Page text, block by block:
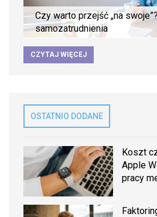
Czy warto przejść „na
samozatrudnienia
CZYTAJ WIĘCEJ
OSTATNIO DODANE
Koszt
Apple
pracy